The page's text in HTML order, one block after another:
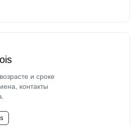
и сроке
контакты